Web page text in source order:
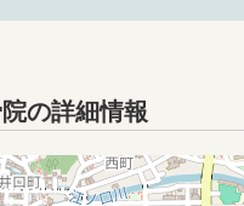
の詳細情報